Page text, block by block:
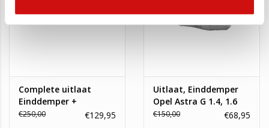
Complete uitlaat
Einddemper +
Middendemper Opel
€250,00 €129,95
Uitlaat, Einddemper
Opel Astra G 1.4, 1.6
€150,00 €68,95